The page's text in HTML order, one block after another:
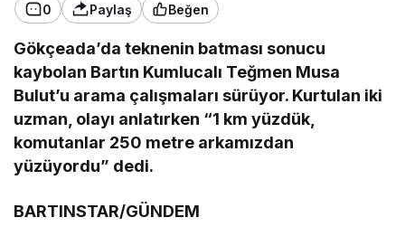
0 Paylaş Beğen
Gökçeada’da teknenin batması sonucu
kaybolan Bartın Kumlucalı Teğmen Musa
Bulut’u arama çalışmaları sürüyor. Kurtulan iki
uzman, olayı anlatırken “1 km yüzdük,
komutanlar 250 metre arkamızdan
yüzüyordu” dedi.
BARTINSTAR/GÜNDEM